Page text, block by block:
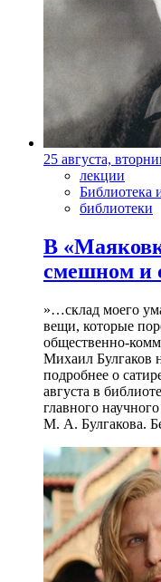
25 августа,
лекции
Библиотека
библиотеки
В
смешном и
»…склад моего
вещи, которые
общественно-
Михаил Булгаков
подробнее о
августа в
главного
М. А. Булгакова.